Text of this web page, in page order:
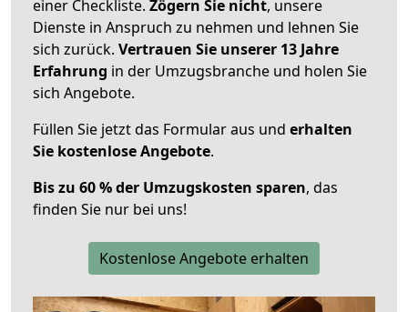
einer Checkliste. Zögern Sie nicht, unsere
Dienste in Anspruch zu nehmen und lehnen Sie
sich zurück. Vertrauen Sie unserer 13 Jahre
Erfahrung in der Umzugsbranche und holen Sie
sich Angebote.
Füllen Sie jetzt das Formular aus und erhalten
Sie kostenlose Angebote.
Bis zu 60 % der Umzugskosten sparen, das
finden Sie nur bei uns!
Kostenlose Angebote erhalten